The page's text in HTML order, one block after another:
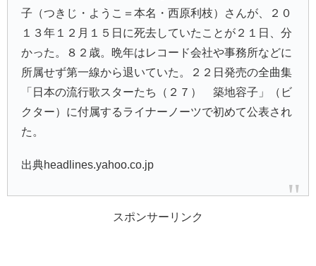
子（つきじ・ようこ＝本名・西原利枝）さんが、２０
１３年１２月１５日に死去していたことが２１日、分
かった。８２歳。晩年はレコード会社や事務所などに
所属せず第一線から退いていた。２２日発売の全曲集
「日本の流行歌スターたち（２７） 築地容子」（ビ
クター）に付属するライナーノーツで初めて公表され
た。
出典headlines.yahoo.co.jp
スポンサーリンク